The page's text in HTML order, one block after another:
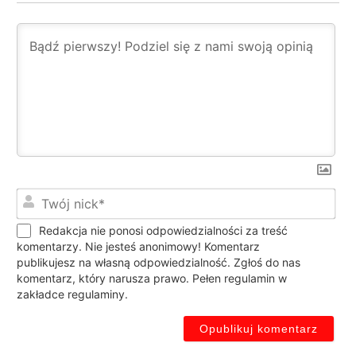
Redakcja nie ponosi odpowiedzialności za treść
komentarzy. Nie jesteś anonimowy! Komentarz
publikujesz na własną odpowiedzialność. Zgłoś do nas
komentarz, który narusza prawo. Pełen regulamin w
zakładce regulaminy.